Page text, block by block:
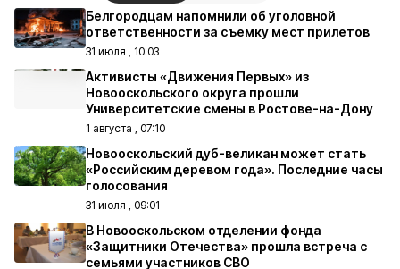
Белгородцам напомнили об уголовной
ответственности за съемку мест прилетов
31 июля , 10:03
Активисты «Движения Первых» из
Новооскольского округа прошли
Университетские смены в Ростове-на-Дону
1 августа , 07:10
Новооскольский дуб-великан может стать
«Российским деревом года». Последние часы
голосования
31 июля , 09:01
В Новооскольском отделении фонда
«Защитники Отечества» прошла встреча с
семьями участников СВО